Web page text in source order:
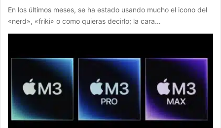
En los últimos meses, se ha estado usando mucho el icono del
«nerd», «friki» o como quieras decirlo; la cara…